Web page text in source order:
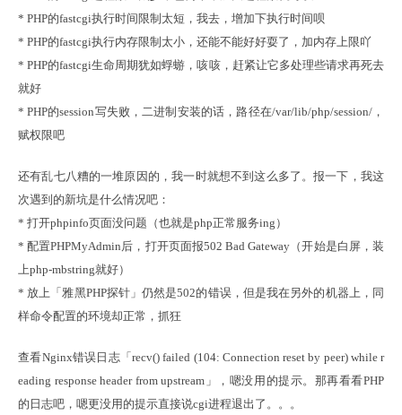
* PHP的fastcgi执行时间限制太短，我去，增加下执行时间呗
* PHP的fastcgi执行内存限制太小，还能不能好好耍了，加内存上限吖
* PHP的fastcgi生命周期犹如蜉蝣，咳咳，赶紧让它多处理些请求再死去
就好
* PHP的session写失败，二进制安装的话，路径在/var/lib/php/session/，
赋权限吧
还有乱七八糟的一堆原因的，我一时就想不到这么多了。报一下，我这
次遇到的新坑是什么情况吧：
* 打开phpinfo页面没问题（也就是php正常服务ing）
* 配置PHPMyAdmin后，打开页面报502 Bad Gateway（开始是白屏，装
上php-mbstring就好）
* 放上「雅黑PHP探针」仍然是502的错误，但是我在另外的机器上，同
样命令配置的环境却正常，抓狂
查看Nginx错误日志「recv() failed (104: Connection reset by peer) while r
eading response header from upstream」，嗯没用的提示。那再看看PHP
的日志吧，嗯更没用的提示直接说cgi进程退出了。。。